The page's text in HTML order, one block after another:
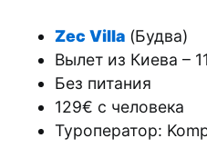
Zec Villa (Будва)
Вылет из Киева –
Без питания
129€ с человека
Туроператор: